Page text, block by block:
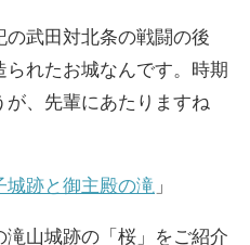
武田対北条の戦闘の後
れたお城なんです。時期
が、先輩にあたりますね
城跡と御主殿の滝 」
山城跡の「桜」をご紹介